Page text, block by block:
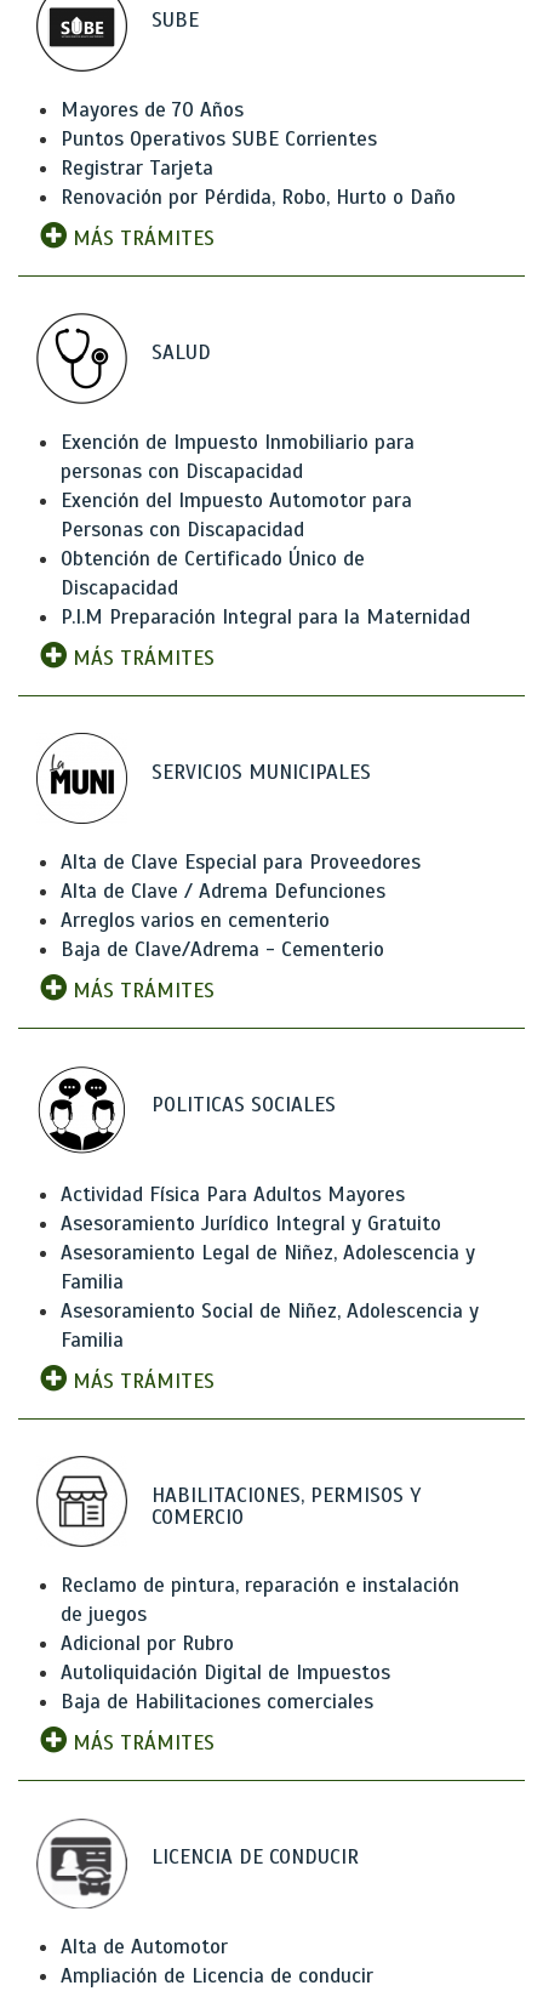
SUBE
Mayores de 70 Años
Puntos Operativos SUBE Corrientes
Registrar Tarjeta
Renovación por Pérdida, Robo, Hurto o Daño
MÁS TRÁMITES
SALUD
Exención de Impuesto Inmobiliario para
personas con Discapacidad
Exención del Impuesto Automotor para
Personas con Discapacidad
Obtención de Certificado Único de
Discapacidad
P.I.M Preparación Integral para la Maternidad
MÁS TRÁMITES
SERVICIOS MUNICIPALES
Alta de Clave Especial para Proveedores
Alta de Clave / Adrema Defunciones
Arreglos varios en cementerio
Baja de Clave/Adrema - Cementerio
MÁS TRÁMITES
POLITICAS SOCIALES
Actividad Física Para Adultos Mayores
Asesoramiento Jurídico Integral y Gratuito
Asesoramiento Legal de Niñez, Adolescencia y
Familia
Asesoramiento Social de Niñez, Adolescencia y
Familia
MÁS TRÁMITES
HABILITACIONES, PERMISOS Y
COMERCIO
Reclamo de pintura, reparación e instalación
de juegos
Adicional por Rubro
Autoliquidación Digital de Impuestos
Baja de Habilitaciones comerciales
MÁS TRÁMITES
LICENCIA DE CONDUCIR
Alta de Automotor
Ampliación de Licencia de conducir